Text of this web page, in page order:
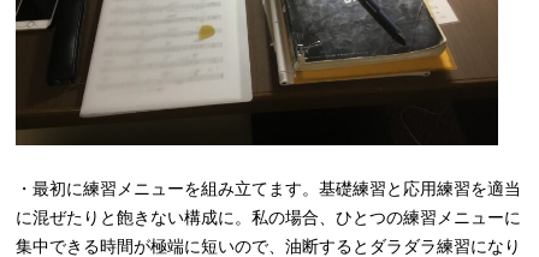
・最初に練習メニューを組み立てます。基礎練習と応用練習を適当
に混ぜたりと飽きない構成に。私の場合、ひとつの練習メニューに
集中できる時間が極端に短いので、油断するとダラダラ練習になり